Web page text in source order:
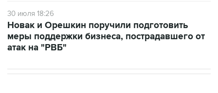
30 июля 18:26
Новак и Орешкин поручили подготовить
меры поддержки бизнеса, пострадавшего от
атак на "РВБ"